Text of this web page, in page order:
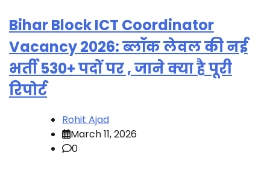
Bihar Block ICT Coordinator
Vacancy 2026: ब्लॉक लेवल की नई
भर्ती 530+ पदों पर , जाने क्या है पूरी
रिपोर्ट
Rohit Ajad
March 11, 2026
0